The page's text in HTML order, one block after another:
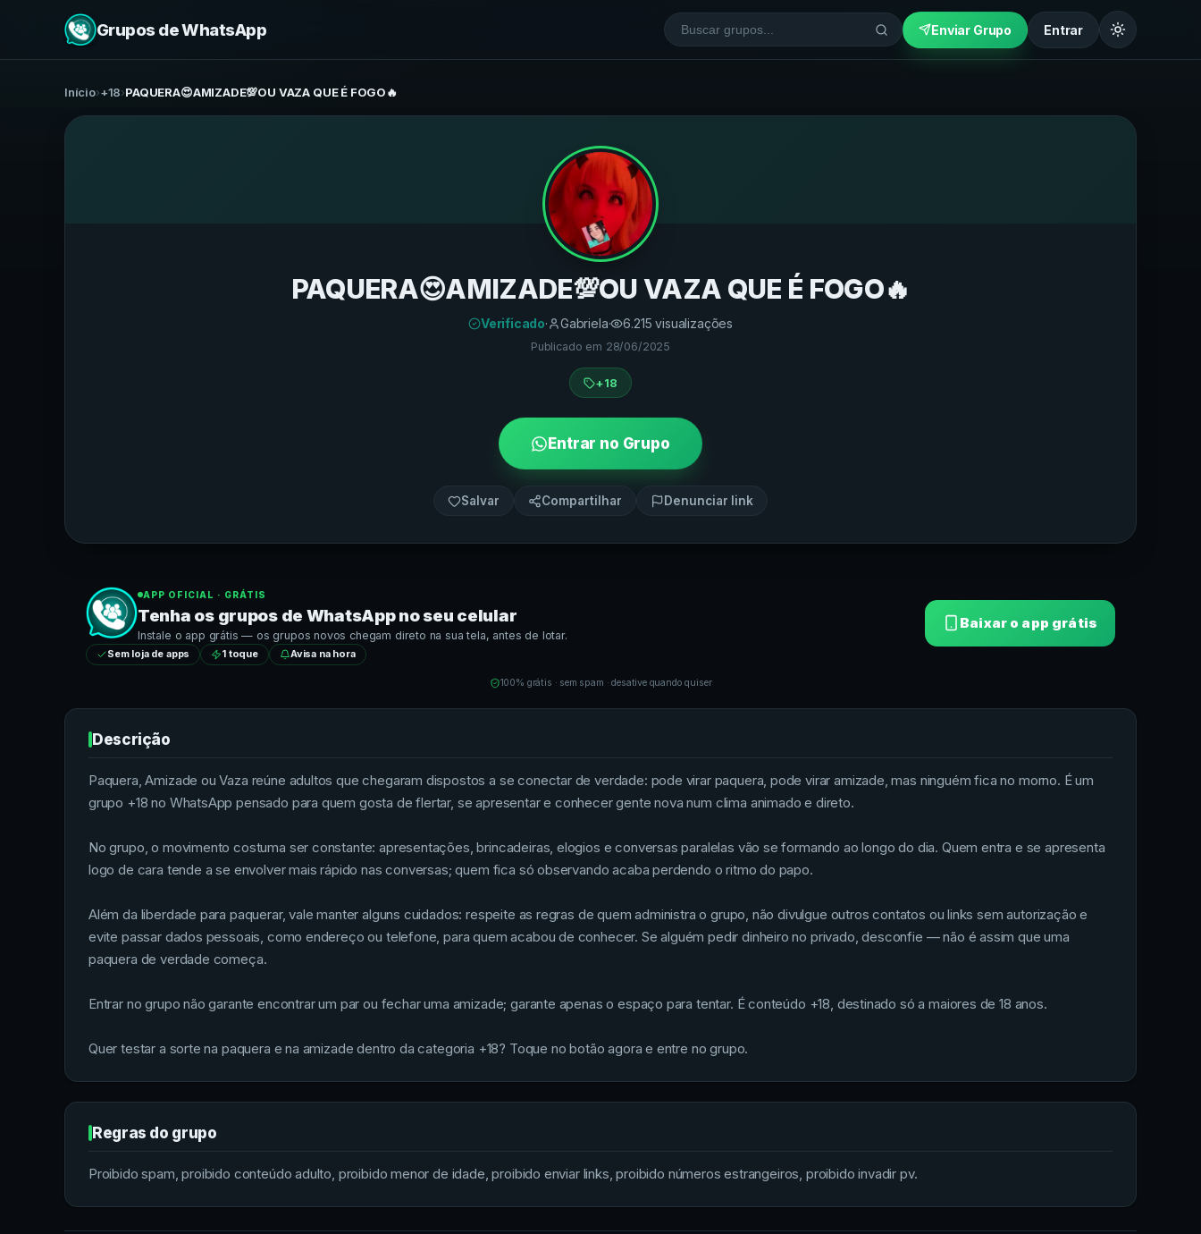
Grupos de WhatsApp Enviar Grupo Entrar
Início›+18›PAQUERA😍AMIZADE💯OU VAZA QUE É FOGO🔥
PAQUERA😍AMIZADE💯OU VAZA QUE É FOGO🔥
Verificado· Gabriela· 6.215 visualizações
Publicado em 28/06/2025
+18
Entrar no Grupo
Salvar Compartilhar Denunciar link
APP OFICIAL · GRÁTIS
Tenha os grupos de WhatsAppno seu celular
Instale o app grátis — os grupos novos chegam direto na sua tela, antes de lotar.
Sem loja de apps 1 toque Avisa na hora
Baixar o app grátis
100% grátis · sem spam · desative quando quiser
Descrição
Paquera, Amizade ou Vaza reúne adultos que chegaram dispostos a se conectar de verdade: pode virar paquera, pode virar amizade, mas ninguém fica no morno. É um
grupo +18 no WhatsApp pensado para quem gosta de flertar, se apresentar e conhecer gente nova num clima animado e direto.
No grupo, o movimento costuma ser constante: apresentações, brincadeiras, elogios e conversas paralelas vão se formando ao longo do dia. Quem entra e se apresenta
logo de cara tende a se envolver mais rápido nas conversas; quem fica só observando acaba perdendo o ritmo do papo.
Além da liberdade para paquerar, vale manter alguns cuidados: respeite as regras de quem administra o grupo, não divulgue outros contatos ou links sem autorização e
evite passar dados pessoais, como endereço ou telefone, para quem acabou de conhecer. Se alguém pedir dinheiro no privado, desconfie — não é assim que uma
paquera de verdade começa.
Entrar no grupo não garante encontrar um par ou fechar uma amizade; garante apenas o espaço para tentar. É conteúdo +18, destinado só a maiores de 18 anos.
Quer testar a sorte na paquera e na amizade dentro da categoria +18? Toque no botão agora e entre no grupo.
Regras do grupo
Proibido spam, proibido conteúdo adulto, proibido menor de idade, proibido enviar links, proibido números estrangeiros, proibido invadir pv.